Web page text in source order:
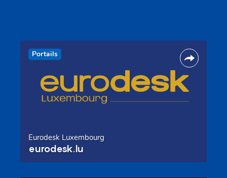
Portails
Eurodesk Luxembourg
eurodesk.lu